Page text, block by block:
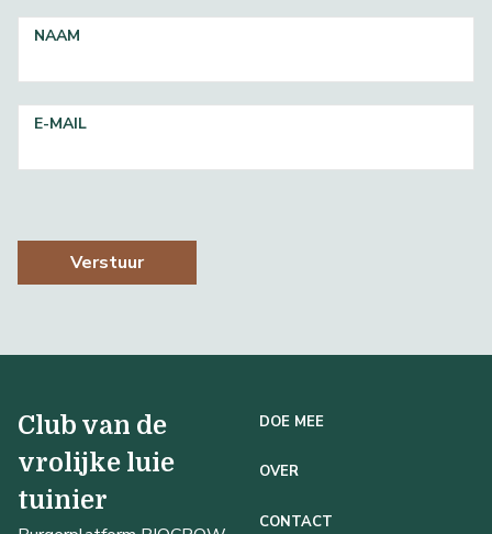
NAAM
E-MAIL
Verstuur
Club van de
vrolijke luie
tuinier
DOE MEE
OVER
CONTACT